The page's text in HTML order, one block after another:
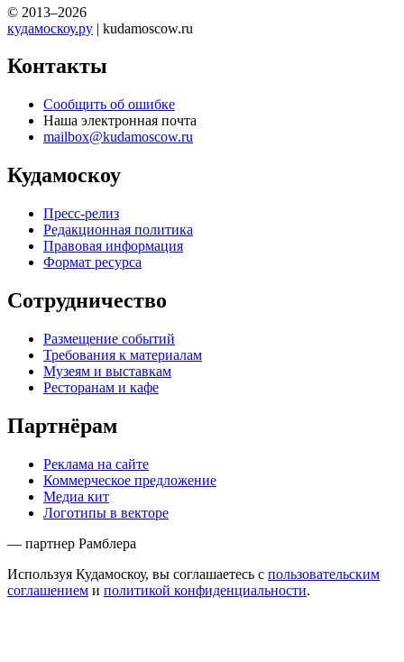
© 2013–2026
кудамоскоу.ру | kudamoscow.ru
Контакты
Сообщить об ошибке
Наша электронная почта
mailbox@kudamoscow.ru
Кудамоскоу
Пресс-релиз
Редакционная политика
Правовая информация
Формат ресурса
Сотрудничество
Размещение событий
Требования к материалам
Музеям и выставкам
Ресторанам и кафе
Партнёрам
Реклама на сайте
Коммерческое предложение
Медиа кит
Логотипы в векторе
— партнер Рамблера
Используя Кудамоскоу, вы соглашаетесь с пользовательским
соглашением и политикой конфиденциальности.